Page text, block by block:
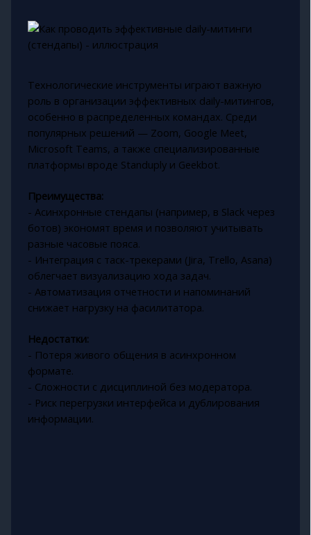
Технологические инструменты играют важную
роль в организации эффективных daily-митингов,
особенно в распределенных командах. Среди
популярных решений — Zoom, Google Meet,
Microsoft Teams, а также специализированные
платформы вроде Standuply и Geekbot.
Преимущества:
- Асинхронные стендапы (например, в Slack через
ботов) экономят время и позволяют учитывать
разные часовые пояса.
- Интеграция с таск-трекерами (Jira, Trello, Asana)
облегчает визуализацию хода задач.
- Автоматизация отчетности и напоминаний
снижает нагрузку на фасилитатора.
Недостатки:
- Потеря живого общения в асинхронном
формате.
- Сложности с дисциплиной без модератора.
- Риск перегрузки интерфейса и дублирования
информации.